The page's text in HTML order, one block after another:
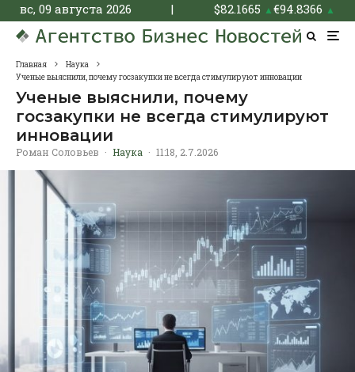
вс, 09 августа 2026 | $82.1665 ▲€94.8366 ▲
Главная
Наука
Ученые выяснили, почему госзакупки не всегда стимулируют инновации
Ученые выяснили, почему
госзакупки не всегда стимулируют
инновации
Роман Соловьев · Наука · 11:18, 2.7.2026